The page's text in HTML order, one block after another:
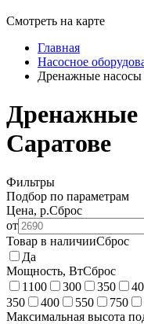
Смотреть на карте
Главная
Насосное
Дренажные насосы
Дренажные
Саратове
Фильтры
Подбор по параметрам
Цена, р.Сброс
от
Товар в наличииСброс
Да
Мощность, ВтСброс
1100
300 350
350
400 550 750
Максимальная высота